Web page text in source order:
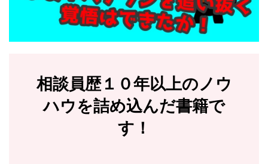
相談員歴１０年以上のノウ
ハウを詰め込んだ書籍で
す！